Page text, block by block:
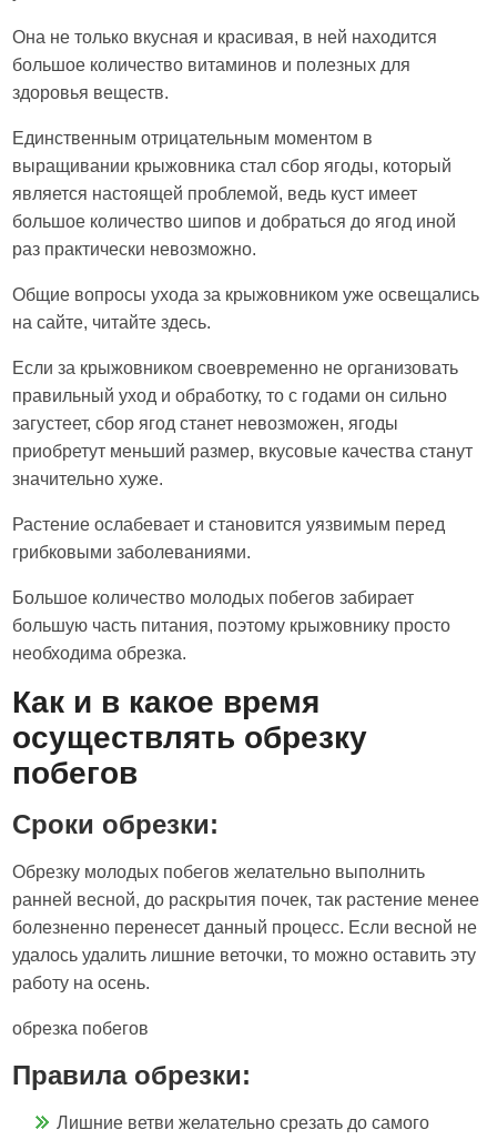
Она не только вкусная и красивая, в ней находится
большое количество витаминов и полезных для
здоровья веществ.
Единственным отрицательным моментом в
выращивании крыжовника стал сбор ягоды, который
является настоящей проблемой, ведь куст имеет
большое количество шипов и добраться до ягод иной
раз практически невозможно.
Общие вопросы ухода за крыжовником уже освещались
на сайте, читайте здесь.
Если за крыжовником своевременно не организовать
правильный уход и обработку, то с годами он сильно
загустеет, сбор ягод станет невозможен, ягоды
приобретут меньший размер, вкусовые качества станут
значительно хуже.
Растение ослабевает и становится уязвимым перед
грибковыми заболеваниями.
Большое количество молодых побегов забирает
большую часть питания, поэтому крыжовнику просто
необходима обрезка.
Как и в какое время
осуществлять обрезку
побегов
Сроки обрезки:
Обрезку молодых побегов желательно выполнить
ранней весной, до раскрытия почек, так растение менее
болезненно перенесет данный процесс. Если весной не
удалось удалить лишние веточки, то можно оставить эту
работу на осень.
обрезка побегов
Правила обрезки:
Лишние ветви желательно срезать до самого